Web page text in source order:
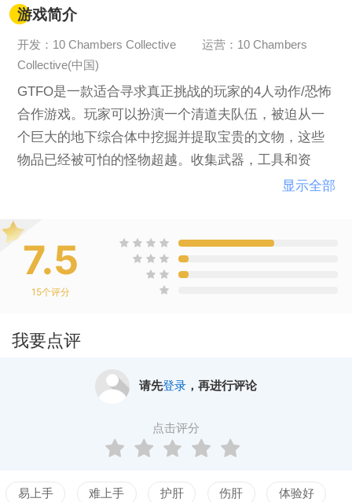
游戏简介
开发：10 Chambers Collective
运营：10 Chambers
Collective(中国)
GTFO是一款适合寻求真正挑战的玩家的4人动作/恐怖
合作游戏。玩家可以扮演一个清道夫队伍，被迫从一
个巨大的地下综合体中挖掘并提取宝贵的文物，这些
物品已经被可怕的怪物超越。收集武器，工具和资
源，帮助你生存 - 并努力挖掘关于你的过去的答案，
和你的队友通过最终的合作社测试。一起，探索诡and
和令人兴奋的环境被大气照明所环绕。规划你的探
险，装备和操作工具，结合你的火力，沟通和协调一
个团队 - 每一个细节都是值得的，如果你要在噩梦中
入新的挑战境地Expedition Director控制每一个经验的
好的装备，以采取新的，更难的挑战。伴随着着名作
显示全部
7.5
15个评分
我要点评
请先登录，再进行评论
点击评分
易上手 难上手 护肝 伤肝 体验好